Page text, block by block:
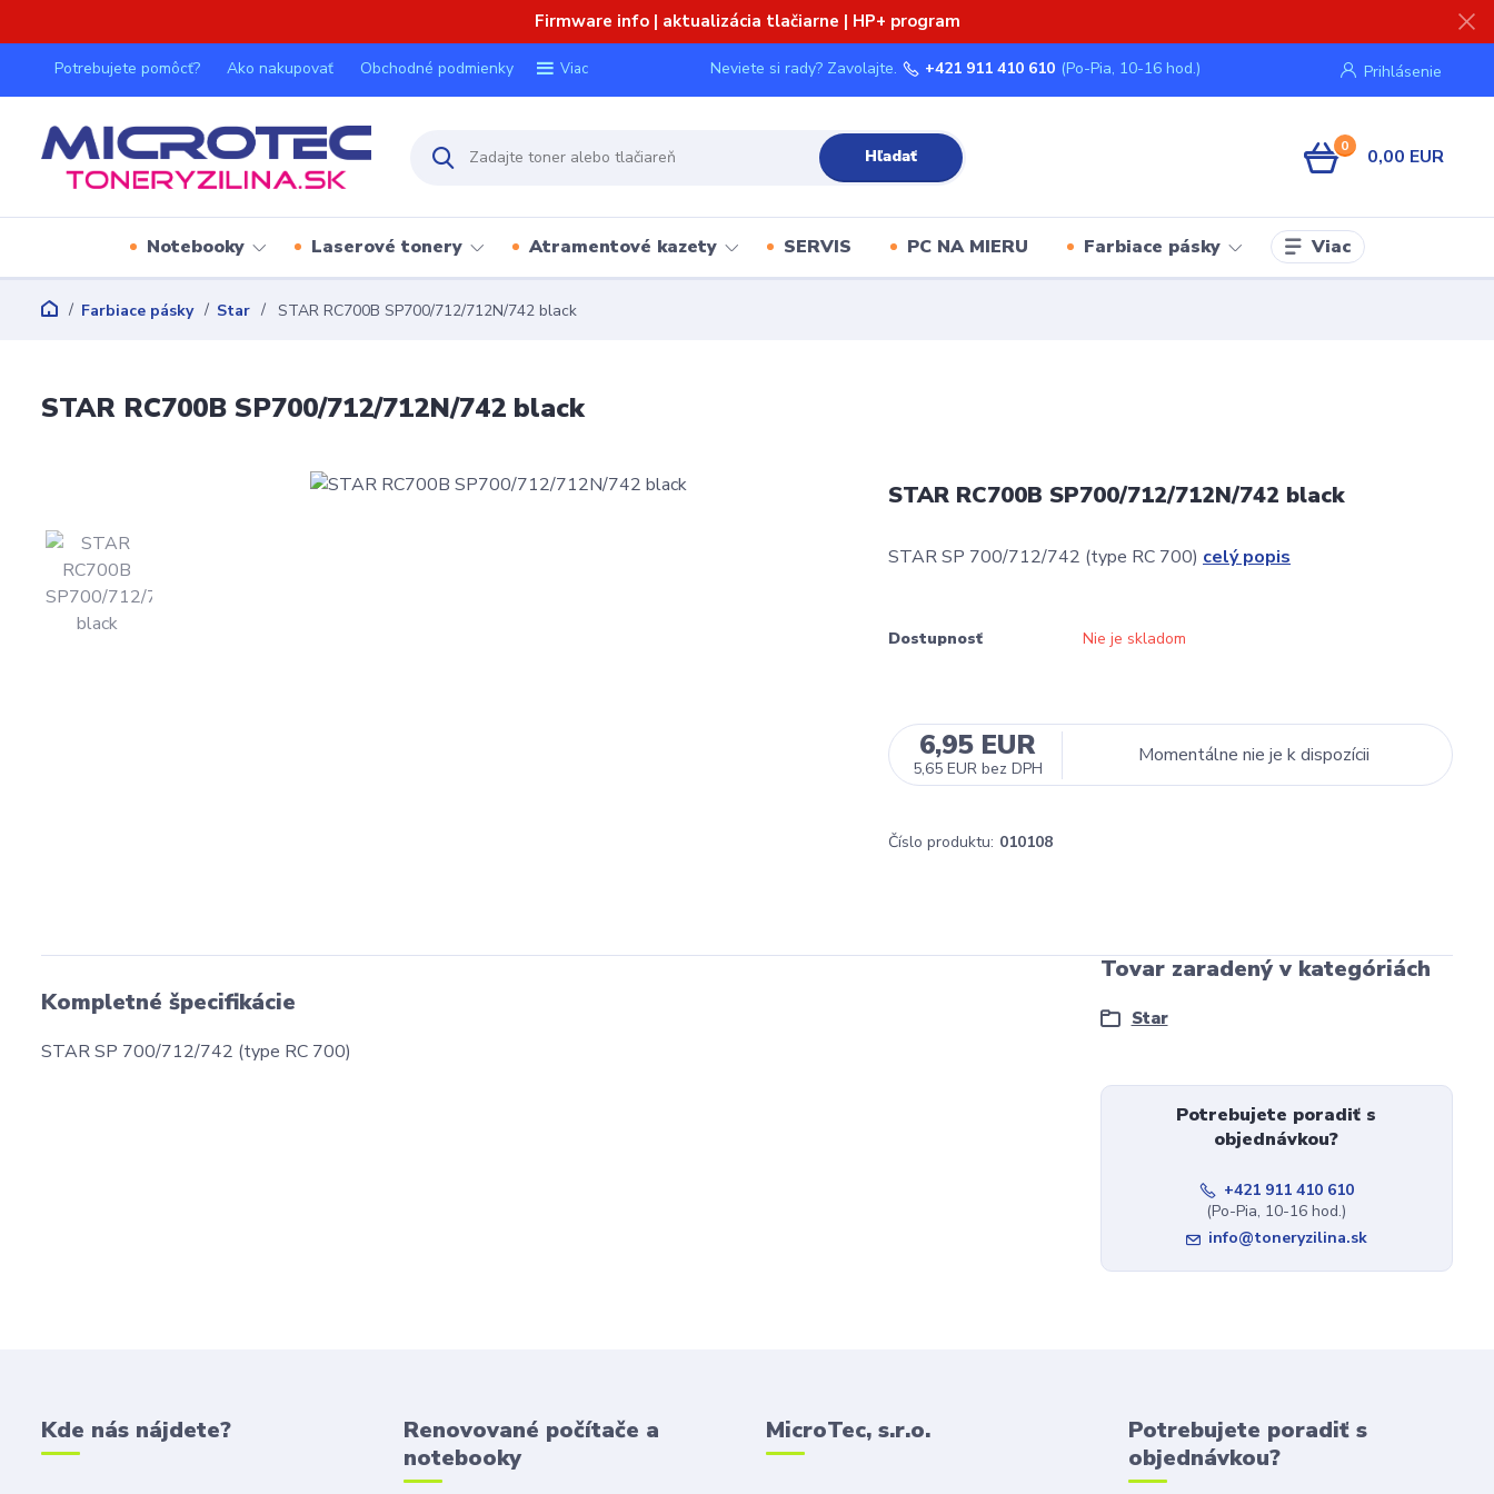
Firmware info | aktualizácia tlačiarne | HP+ program
Potrebujete pomôcť? Ako nakupovať Obchodné podmienky Viac Prihlásenie
Hľadať
Neviete si rady? Zavolajte. +421 911 410 610 (Po-Pia, 10-16 hod.)
0 0,00 EUR
Notebooky Laserové tonery Atramentové kazety SERVIS PC NA MIERU Farbiace pásky Viac
Farbiace pásky Star STAR RC700B SP700/712/712N/742 black
STAR RC700B SP700/712/712N/742 black
STAR RC700B SP700/712/712N/742 black
STAR SP 700/712/742 (type RC 700) celý popis
Dostupnosť Nie je skladom
6,95 EUR
5,65 EUR bez DPH
Momentálne nie je k dispozícii
Číslo produktu: 010108
Kompletné špecifikácie
STAR SP 700/712/742 (type RC 700)
Tovar zaradený v kategóriách
Star
Potrebujete poradiť s
objednávkou?
+421 911 410 610
(Po-Pia, 10-16 hod.)
info@toneryzilina.sk
Kde nás nájdete?
Renovované počítače a
notebooky
MicroTec, s.r.o.
Potrebujete poradiť s
objednávkou?